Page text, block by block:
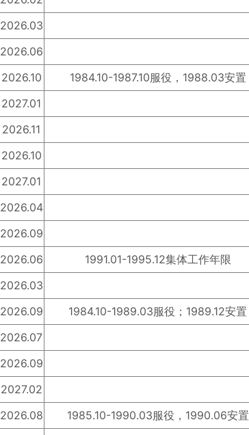
2026.03
2026.06
2026.10
1984.10-1987.10服役，1988.03安置
2027.01
2026.11
2026.10
2027.01
2026.04
2026.09
2026.06
1991.01-1995.12集体工作年限
2026.03
2026.09
1984.10-1989.03服役；1989.12安置
2026.07
2026.09
2027.02
2026.08
1985.10-1990.03服役，1990.06安置